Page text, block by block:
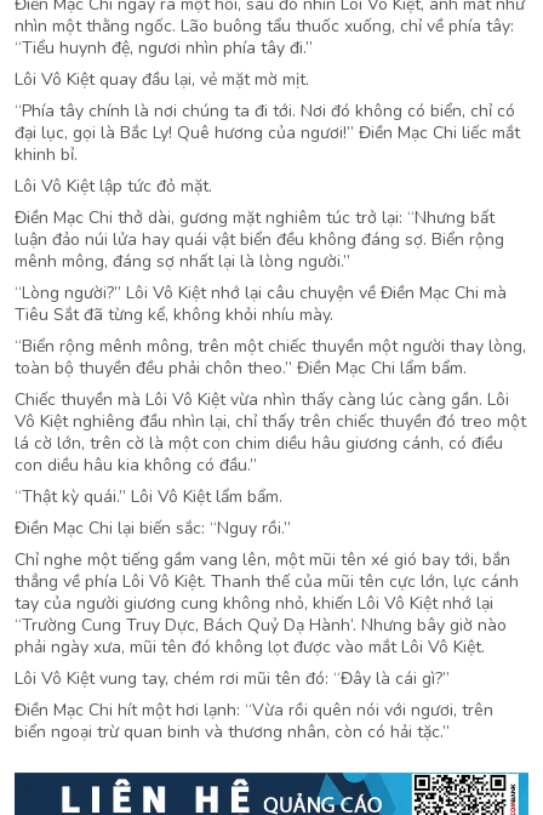
nhìn một thằng ngốc. Lão buông tẩu thuốc xuống, chỉ về phía tây:
“Tiểu huynh đệ, ngươi nhìn phía tây đi.”
Lôi Vô Kiệt quay đầu lại, vẻ mặt mờ mịt.
“Phía tây chính là nơi chúng ta đi tới. Nơi đó không có biển, chỉ có
đại lục, gọi là Bắc Ly! Quê hương của ngươi!” Điền Mạc Chi liếc mắt
khinh bỉ.
Lôi Vô Kiệt lập tức đỏ mặt.
Điền Mạc Chi thở dài, gương mặt nghiêm túc trở lại: “Nhưng bất
luận đảo núi lửa hay quái vật biển đều không đáng sợ. Biển rộng
mênh mông, đáng sợ nhất lại là lòng người.”
“Lòng người?” Lôi Vô Kiệt nhớ lại câu chuyện về Điền Mạc Chi mà
Tiêu Sắt đã từng kể, không khỏi nhíu mày.
“Biển rộng mênh mông, trên một chiếc thuyền một người thay lòng,
toàn bộ thuyền đều phải chôn theo.” Điền Mạc Chi lẩm bẩm.
Chiếc thuyền mà Lôi Vô Kiệt vừa nhìn thấy càng lúc càng gần. Lôi
Vô Kiệt nghiêng đầu nhìn lại, chỉ thấy trên chiếc thuyền đó treo một
lá cờ lớn, trên cờ là một con chim diều hâu giương cánh, có điều
con diều hâu kia không có đầu.”
“Thật kỳ quái.” Lôi Vô Kiệt lẩm bẩm.
Điền Mạc Chi lại biến sắc: “Nguy rồi.”
Chỉ nghe một tiếng gầm vang lên, một mũi tên xé gió bay tới, bắn
thẳng về phía Lôi Vô Kiệt. Thanh thế của mũi tên cực lớn, lực cánh
tay của người giương cung không nhỏ, khiến Lôi Vô Kiệt nhớ lại
“Trường Cung Truy Dực, Bách Quỷ Dạ Hành’. Nhưng bây giờ nào
phải ngày xưa, mũi tên đó không lọt được vào mắt Lôi Vô Kiệt.
Lôi Vô Kiệt vung tay, chém rơi mũi tên đó: “Đây là cái gì?”
Điền Mạc Chi hít một hơi lạnh: “Vừa rồi quên nói với ngươi, trên
biển ngoại trừ quan binh và thương nhân, còn có hải tặc.”